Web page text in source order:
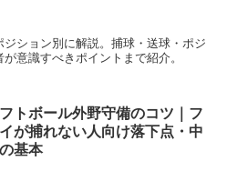
ション別に解説。捕球・送球・ポジ
意識すべきポイントまで紹介。
トボール外野守備のコツ｜フ
が捕れない人向け落下点・中
基本